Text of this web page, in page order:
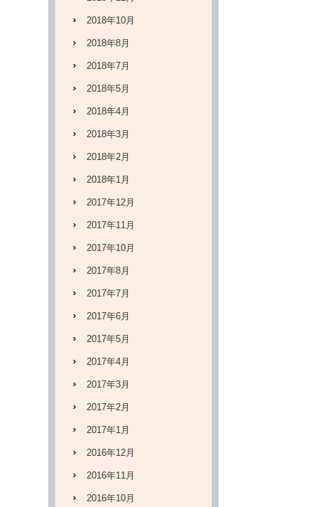
2018年10月
2018年8月
2018年7月
2018年5月
2018年4月
2018年3月
2018年2月
2018年1月
2017年12月
2017年11月
2017年10月
2017年8月
2017年7月
2017年6月
2017年5月
2017年4月
2017年3月
2017年2月
2017年1月
2016年12月
2016年11月
2016年10月